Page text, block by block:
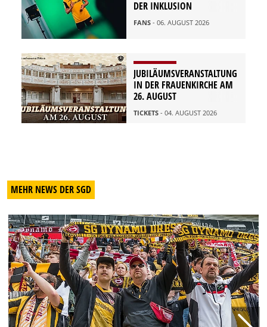
DER INKLUSION
FANS - 06. AUGUST 2026
JUBILÄUMSVERANSTALTUNG
IN DER FRAUENKIRCHE AM
26. AUGUST
TICKETS - 04. AUGUST 2026
MEHR NEWS DER SGD